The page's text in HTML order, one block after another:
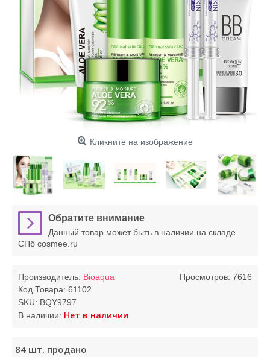
Кликните на изображение
Обратите внимание
Данный товар может быть в наличии на складе
СПб cosmee.ru
Просмотров: 7616
Производитель: Bioaqua
Код Товара: 61102
SKU: BQY9797
В наличии: Нет в наличии
84 шт. продано